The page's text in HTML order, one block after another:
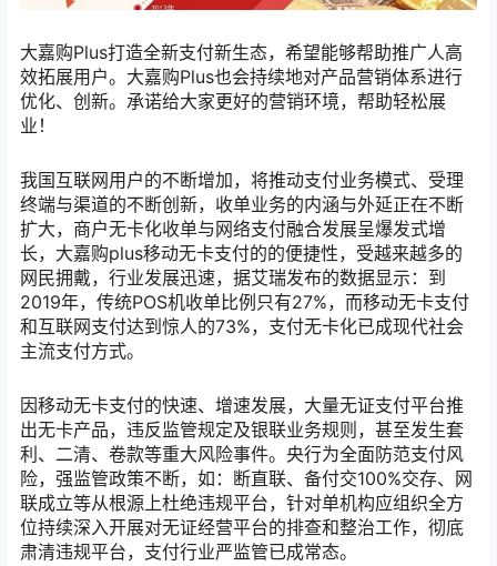
大嘉购Plus打造全新支付新生态，希望能够帮助推广人高
效拓展用户。大嘉购Plus也会持续地对产品营销体系进行
优化、创新。承诺给大家更好的营销环境，帮助轻松展
业！
我国互联网用户的不断增加，将推动支付业务模式、受理
终端与渠道的不断创新，收单业务的内涵与外延正在不断
扩大，商户无卡化收单与网络支付融合发展呈爆发式增
长，大嘉购plus移动无卡支付的的便捷性，受越来越多的
网民拥戴，行业发展迅速，据艾瑞发布的数据显示：到
2019年，传统POS机收单比例只有27%，而移动无卡支付
和互联网支付达到惊人的73%，支付无卡化已成现代社会
主流支付方式。
因移动无卡支付的快速、增速发展，大量无证支付平台推
出无卡产品，违反监管规定及银联业务规则，甚至发生套
利、二清、卷款等重大风险事件。央行为全面防范支付风
险，强监管政策不断，如：断直联、备付交100%交存、网
联成立等从根源上杜绝违规平台，针对单机构应组织全方
位持续深入开展对无证经营平台的排查和整治工作，彻底
肃清违规平台，支付行业严监管已成常态。